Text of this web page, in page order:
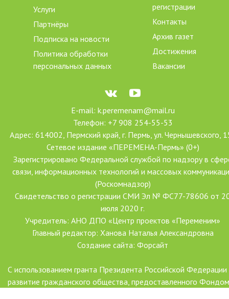
Услуги
Партнёры
Подписка на новости
Политика обработки
персональных данных
регистрации
Контакты
Архив газет
Достижения
Вакансии
E-mail: k.peremenam@mail.ru
Телефон: +7 908 254-55-53
Адрес: 614002, Пермский край, г. Пермь, ул. Чернышевского,
Сетевое издание «ПЕРЕМЕНА-Пермь» (0+)
Зарегистрировано Федеральной службой по надзору в
связи, информационных технологий и массовых
(Роскомнадзор)
Свидетельство о регистрации СМИ Эл № ФС77-78606 от
июля 2020 г.
Учредитель: АНО ДПО «Центр проектов «Переменим»
Главный редактор: Ханова Наталья Александровна
Создание сайта: Форсайт
С использованием гранта Президента Российской Федерации
развитие гражданского общества, предоставленного Фондом